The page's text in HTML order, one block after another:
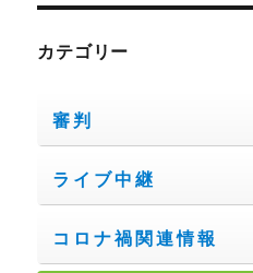
カテゴリー
審判
ライブ中継
コロナ禍関連情報